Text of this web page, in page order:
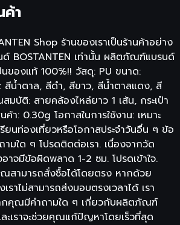
ค้า
Shop ร้านของเราเป็นร้านค้าอย่าง
ด์ BOSTANTEN เท่านั้น ผลิตภัณฑ์แบรนด์
นของแท้ 100%!! วัสดุ: PU ขนาด:
สีน้ําตาล, สีดํา, สีขาว, สีน้ำตาลแดง, สี
มบัติ: สายคล้องไหล่ยาว 1 เส้น, กระเป๋า
า: 0.30g โอกาสในการใช้งาน: เหมาะ
ยนท่องเที่ยวหรือโอกาสประจำวันอื่น ๆ ข้อ
มใด ๆ โปรดติดต่อเรา. เนื่องจากวัด
จมีข้อผิดพลาด 1-2 ซม. โปรดเข้าใจ.
สามารถสั่งซื้อได้โดยตรง หากด้วย
ราไม่สามารถส่งมอบตรงเวลาได้ เรา
กคุณมีคำถามใด ๆ เกี่ยวกับผลิตภัณฑ์
ละเราจะช่วยคุณแก้ปัญหาโดยเร็วที่สุด